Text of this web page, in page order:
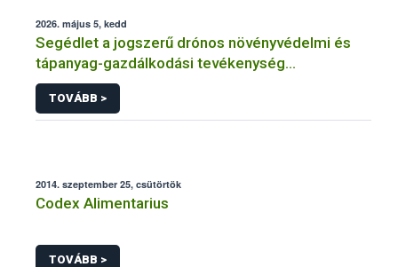
2026. május 5, kedd
Segédlet a jogszerű drónos növényvédelmi és
tápanyag-gazdálkodási tevékenység
legfontosabb feltételeiről
TOVÁBB >
2014. szeptember 25, csütörtök
Codex Alimentarius
TOVÁBB >